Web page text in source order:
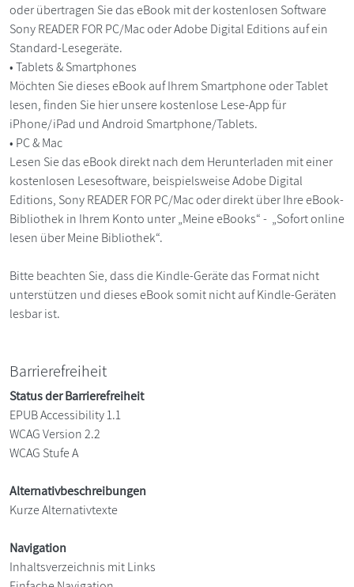
oder übertragen Sie das eBook mit der kostenlosen Software
Sony READER FOR PC/Mac oder Adobe Digital Editions auf ein
Standard-Lesegeräte.
• Tablets & Smartphones
Möchten Sie dieses eBook auf Ihrem Smartphone oder Tablet
lesen, finden Sie hier unsere kostenlose Lese-App für
iPhone/iPad und Android Smartphone/Tablets.
• PC & Mac
Lesen Sie das eBook direkt nach dem Herunterladen mit einer
kostenlosen Lesesoftware, beispielsweise Adobe Digital
Editions, Sony READER FOR PC/Mac oder direkt über Ihre eBook-
Bibliothek in Ihrem Konto unter „Meine eBooks“ - „Sofort online
lesen über Meine Bibliothek“.
Bitte beachten Sie, dass die Kindle-Geräte das Format nicht
unterstützen und dieses eBook somit nicht auf Kindle-Geräten
lesbar ist.
Barrierefreiheit
Status der Barrierefreiheit
EPUB Accessibility 1.1
WCAG Version 2.2
WCAG Stufe A
Alternativbeschreibungen
Kurze Alternativtexte
Navigation
Inhaltsverzeichnis mit Links